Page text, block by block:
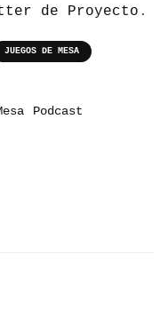
de Proyecto .
JUEGOS DE MESA
Podcast